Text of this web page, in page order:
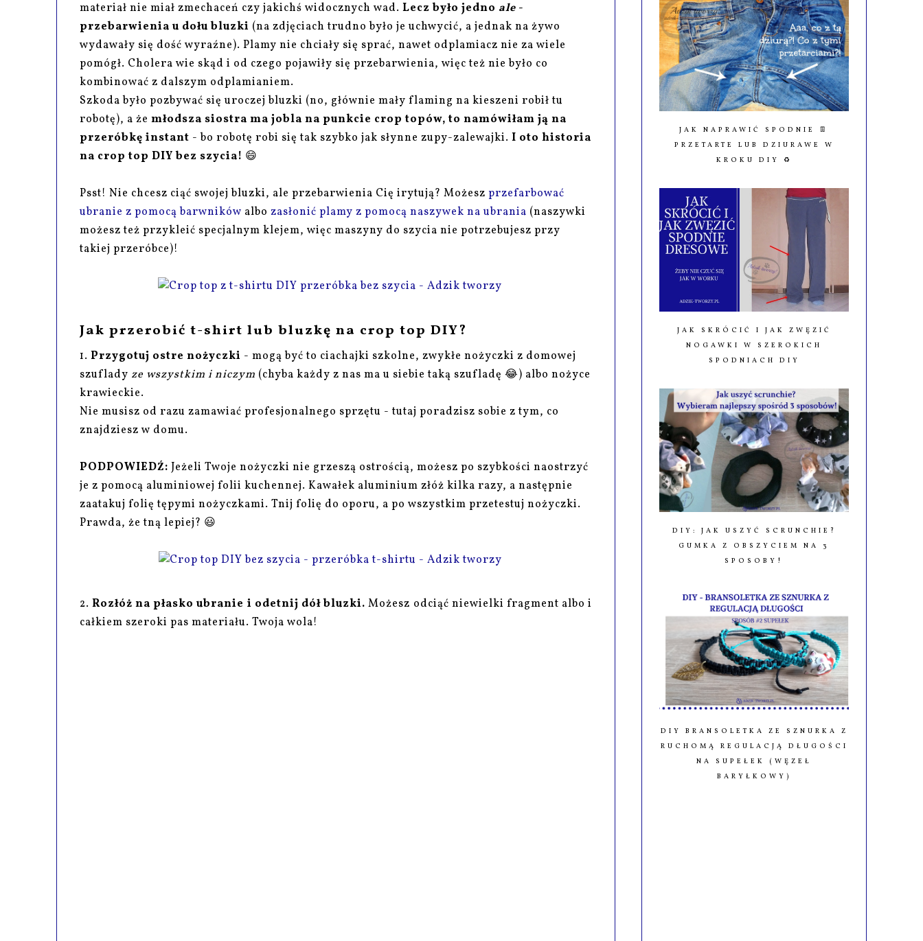
materiał nie miał zmechaceń czy jakichś widocznych wad. Lecz było jedno ale -
przebarwienia u dołu bluzki (na zdjęciach trudno było je uchwycić, a jednak na żywo
wydawały się dość wyraźne). Plamy nie chciały się sprać, nawet odplamiacz nie za wiele
pomógł. Cholera wie skąd i od czego pojawiły się przebarwienia, więc też nie było co
kombinować z dalszym odplamianiem.
Szkoda było pozbywać się uroczej bluzki (no, głównie mały flaming na kieszeni robił tu
robotę), a że młodsza siostra ma jobla na punkcie crop topów, to namówiłam ją na
przeróbkę instant - bo robotę robi się tak szybko jak słynne zupy-zalewajki. I oto historia
na crop top DIY bez szycia! 😄
Psst! Nie chcesz ciąć swojej bluzki, ale przebarwienia Cię irytują? Możesz przefarbować
ubranie z pomocą barwników albo zasłonić plamy z pomocą naszywek na ubrania (naszywki
możesz też przykleić specjalnym klejem, więc maszyny do szycia nie potrzebujesz przy
takiej przeróbce)!
Jak przerobić t-shirt lub bluzkę na crop top DIY?
1. Przygotuj ostre nożyczki - mogą być to ciachajki szkolne, zwykłe nożyczki z domowej
szuflady ze wszystkim i niczym (chyba każdy z nas ma u siebie taką szufladę 😂) albo nożyce
krawieckie.
Nie musisz od razu zamawiać profesjonalnego sprzętu - tutaj poradzisz sobie z tym, co
znajdziesz w domu.
PODPOWIEDŹ: Jeżeli Twoje nożyczki nie grzeszą ostrością, możesz po szybkości naostrzyć
je z pomocą aluminiowej folii kuchennej. Kawałek aluminium złóż kilka razy, a następnie
zaatakuj folię tępymi nożyczkami. Tnij folię do oporu, a po wszystkim przetestuj nożyczki.
Prawda, że tną lepiej? 😃
2. Rozłóż na płasko ubranie i odetnij dół bluzki.Możesz odciąć niewielki fragment albo i
całkiem szeroki pas materiału. Twoja wola!
JAK NAPRAWIĆ SPODNIE 👖
PRZETARTE LUB DZIURAWE W
KROKU DIY ♻️
JAK SKRÓCIĆ I JAK ZWĘZIĆ
NOGAWKI W SZEROKICH
SPODNIACH DIY
DIY: JAK USZYĆ SCRUNCHIE?
GUMKA Z OBSZYCIEM NA 3
SPOSOBY!
DIY BRANSOLETKA ZE SZNURKA Z
RUCHOMĄ REGULACJĄ DŁUGOŚCI
NA SUPEŁEK (WĘZEŁ
BARYŁKOWY)